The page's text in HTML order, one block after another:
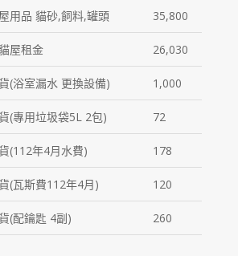
用品 貓砂,飼料,罐頭 35,800
屋租金 26,030
(浴室漏水 更換設備) 1,000
(專用垃圾袋5L 2包) 72
(112年4月水費) 178
(瓦斯費112年4月) 120
(配鑰匙 4副) 260